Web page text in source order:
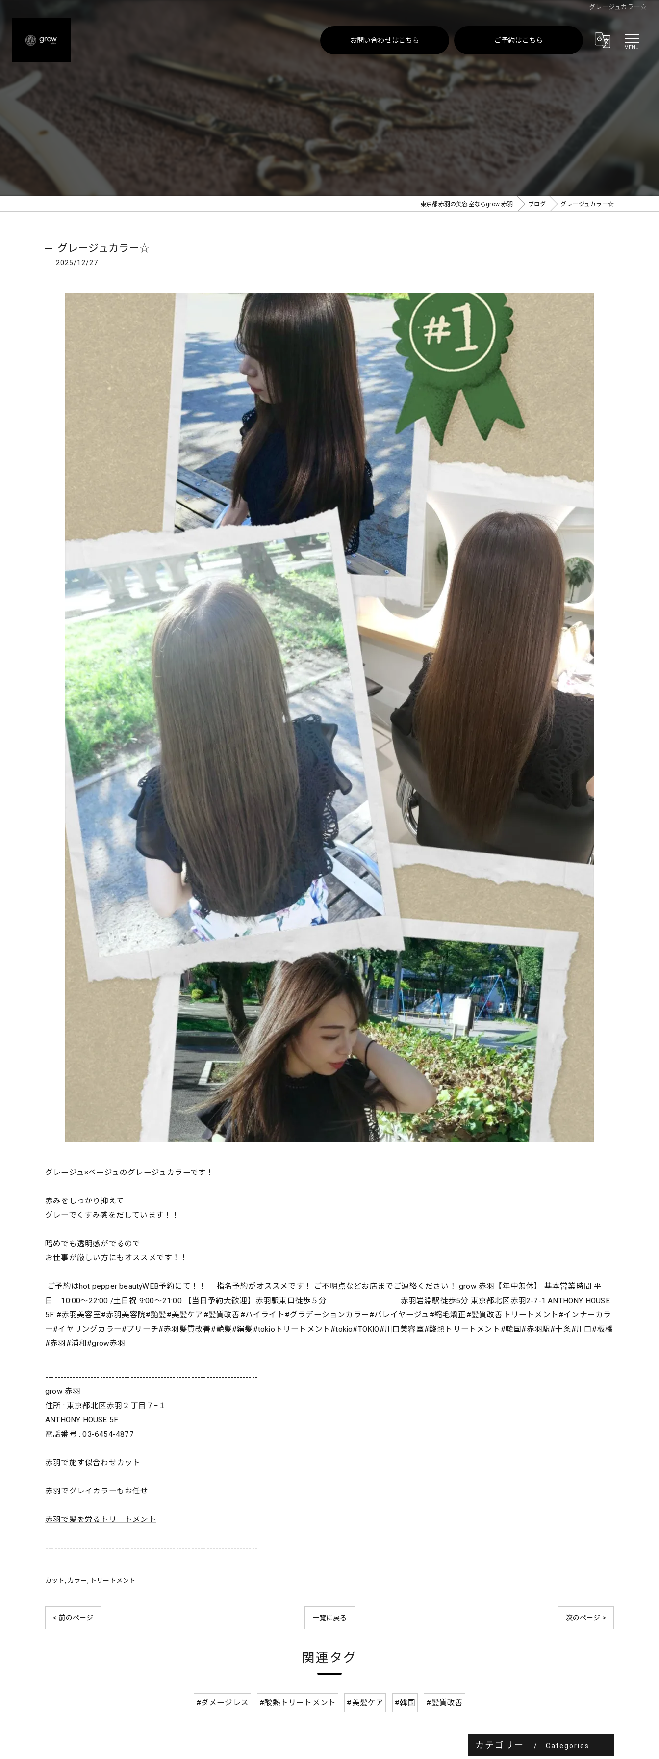
グレージュカラー☆
お問い合わせはこちら ご予約はこちら
東京都赤羽の美容室ならgrow 赤羽 ブログ グレージュカラー☆
グレージュカラー☆
2025/12/27
グレージュ×ベージュのグレージュカラーです！
赤みをしっかり抑えて
グレーでくすみ感をだしています！！
暗めでも透明感がでるので
お仕事が厳しい方にもオススメです！！
ご予約はhot pepper beautyWEB予約にて！！ 指名予約がオススメです！ ご不明点などお店までご連絡ください！ grow 赤羽【年中無休】 基本営業時間 平
日 10:00～22:00 /土日祝 9:00～21:00 【当日予約大歓迎】赤羽駅東口徒歩５分 赤羽岩淵駅徒歩5分 東京都北区赤羽2-7-1 ANTHONY HOUSE
5F #赤羽美容室#赤羽美容院#艶髪#美髪ケア#髪質改善#ハイライト#グラデーションカラー#バレイヤージュ#縮毛矯正#髪質改善トリートメント#インナーカラ
ー#イヤリングカラー#ブリーチ#赤羽髪質改善#艶髪#絹髪#tokioトリートメント#tokio#TOKIO#川口美容室#酸熱トリートメント#韓国#赤羽駅#十条#川口#板橋
#赤羽#浦和#grow赤羽
----------------------------------------------------------------------
grow 赤羽
住所 : 東京都北区赤羽２丁目７−１
ANTHONY HOUSE 5F
電話番号 : 03-6454-4877
赤羽で施す似合わせカット
赤羽でグレイカラーもお任せ
赤羽で髪を労るトリートメント
----------------------------------------------------------------------
カット カラー トリートメント
< 前のページ 一覧に戻る 次のページ >
関連タグ
#ダメージレス #酸熱トリートメント #美髪ケア #韓国 #髪質改善
カテゴリー Categories